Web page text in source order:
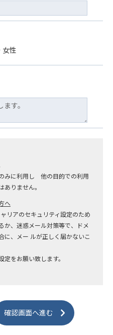
女性
みに利用し 他の目的での利用
りません。
へ
リアのセキュリティ設定のため
か、迷惑メール対策等で、ドメ
に、メー ルが正しく届かないこ
をお願い致します。
確認画面へ進む